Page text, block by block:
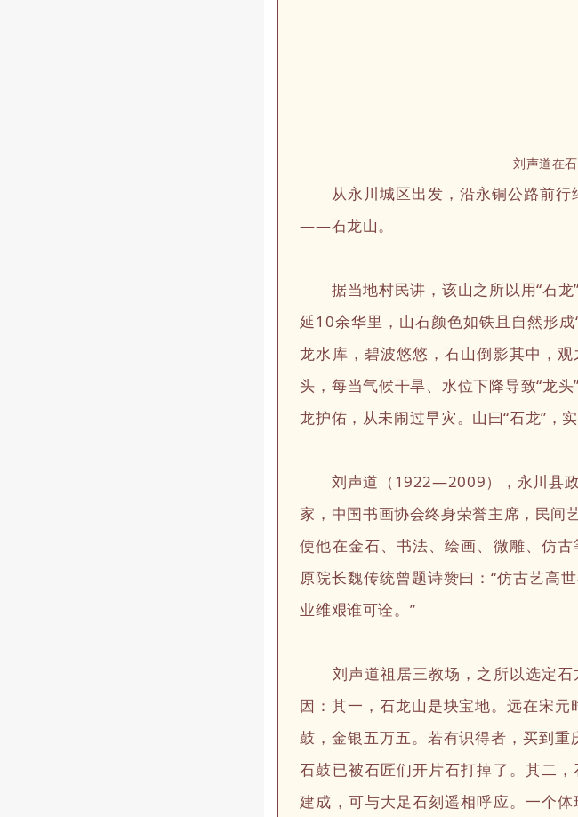
刘声道在
从永川城区出发，沿永铜公路前
——石龙山。
据当地村民讲，该山之所以用“石龙
延10余华里，山石颜色如铁且自然形
龙水库，碧波悠悠，石山倒影其中，
头，每当气候干旱、水位下降导致“龙
龙护佑，从未闹过旱灾。山曰“石龙”，实
刘声道（1922—2009），永川县政
家，中国书画协会终身荣誉主席，民间
使他在金石、书法、绘画、微雕、仿
原院长魏传统曾题诗赞曰：“仿古艺高
业维艰谁可诠。”
刘声道祖居三教场，之所以选定石
因：其一，石龙山是块宝地。远在宋
鼓，金银五万五。若有识得者，买到重
石鼓已被石匠们开片石打掉了。其二
建成，可与大足石刻遥相呼应。一个